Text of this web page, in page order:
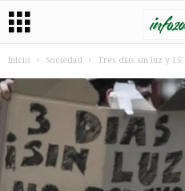
Inicio Sociedad Tres días sin luz y